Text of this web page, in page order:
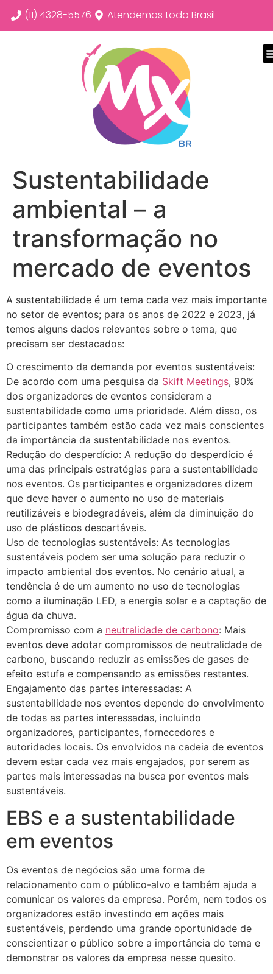
(11) 4328-5576 Atendemos todo Brasil
Sustentabilidade
ambiental – a
transformação no
mercado de eventos
A sustentabilidade é um tema cada vez mais importante
no setor de eventos; para os anos de 2022 e 2023, já
temos alguns dados relevantes sobre o tema, que
precisam ser destacados:
O crescimento da demanda por eventos sustentáveis:
De acordo com uma pesquisa da Skift Meetings, 90%
dos organizadores de eventos consideram a
sustentabilidade como uma prioridade. Além disso, os
participantes também estão cada vez mais conscientes
da importância da sustentabilidade nos eventos.
Redução do desperdício: A redução do desperdício é
uma das principais estratégias para a sustentabilidade
nos eventos. Os participantes e organizadores dizem
que deve haver o aumento no uso de materiais
reutilizáveis e biodegradáveis, além da diminuição do
uso de plásticos descartáveis.
Uso de tecnologias sustentáveis: As tecnologias
sustentáveis podem ser uma solução para reduzir o
impacto ambiental dos eventos. No cenário atual, a
tendência é de um aumento no uso de tecnologias
como a iluminação LED, a energia solar e a captação de
água da chuva.
Compromisso com a neutralidade de carbono: Mais
eventos deve adotar compromissos de neutralidade de
carbono, buscando reduzir as emissões de gases de
efeito estufa e compensando as emissões restantes.
Engajamento das partes interessadas: A
sustentabilidade nos eventos depende do envolvimento
de todas as partes interessadas, incluindo
organizadores, participantes, fornecedores e
autoridades locais. Os envolvidos na cadeia de eventos
devem estar cada vez mais engajados, por serem as
partes mais interessadas na busca por eventos mais
sustentáveis.
EBS e a sustentabilidade
em eventos
Os eventos de negócios são uma forma de
relacionamento com o público-alvo e também ajuda a
comunicar os valores da empresa. Porém, nem todos os
organizadores estão investindo em ações mais
sustentáveis, perdendo uma grande oportunidade de
conscientizar o público sobre a importância do tema e
demonstrar os valores da empresa nesse quesito.